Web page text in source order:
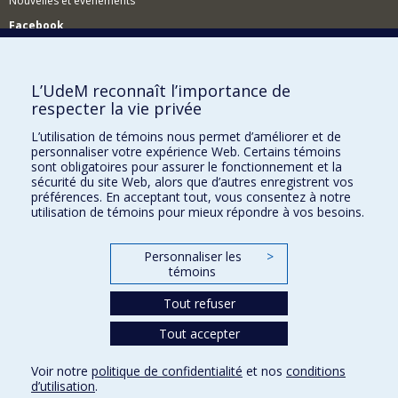
Facebook
Comment soutenir le Département?
BESOIN D'AIDE?
Plan du site
Signaler une erreur
Accessibilité
FACULTÉ DES ARTS ET DES SCIENCES
Nos départements et écoles
Conditions d’utilisation
L’UdeM reconnaît l’importance de
respecter la vie privée
L’utilisation de témoins nous permet d’améliorer et de
personnaliser votre expérience Web. Certains témoins
sont obligatoires pour assurer le fonctionnement et la
sécurité du site Web, alors que d’autres enregistrent vos
préférences. En acceptant tout, vous consentez à notre
utilisation de témoins pour mieux répondre à vos besoins.
Personnaliser les
témoins
>
Tout refuser
Tout accepter
Voir notre politique de confidentialité et nos conditions
d’utilisation.